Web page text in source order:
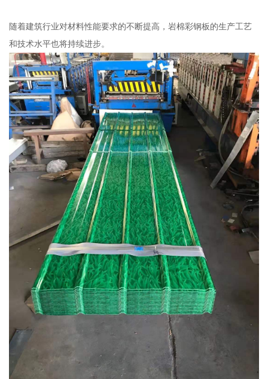
随着建筑行业对材料性能要求的不断提高，岩棉彩钢板的生产工艺
和技术水平也将持续进步。